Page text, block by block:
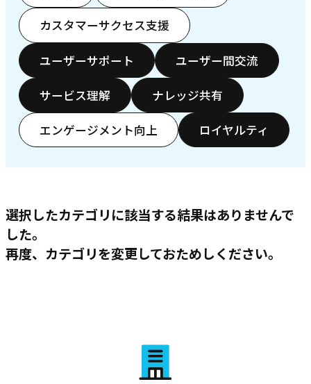
カスタマーサクセス支援
ユーザーサポート ユーザー間交流
サービス理解 ナレッジ共有
エンゲージメント向上 ロイヤルティ
選択したカテゴリに該当する結果はありませんで
した。
再度、カテゴリを変更しておためしください。